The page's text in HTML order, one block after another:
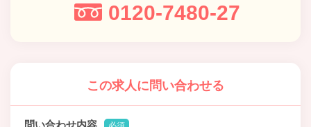
0120-7480-27
この求人に問い合わせる
問い合わせ内容